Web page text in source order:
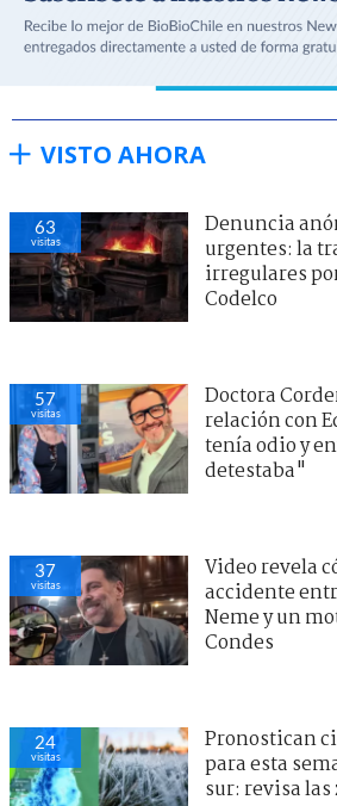
VISTO AHORA
63
visitas
Denuncia
urgentes: la
irregulares
Codelco
57
visitas
Doctora
relación con
tenía odio y
detestaba"
37
visitas
Video revela
accidente
Neme y un
Condes
24
visitas
Pronostican
para esta
sur: revisa las